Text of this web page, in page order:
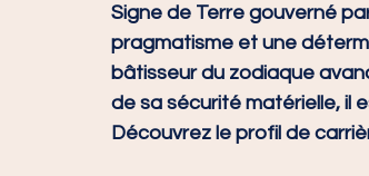
Signe de Terre gouverné
pragmatisme et une
bâtisseur du zodiaque
de sa sécurité matérielle, il
Découvrez le profil de